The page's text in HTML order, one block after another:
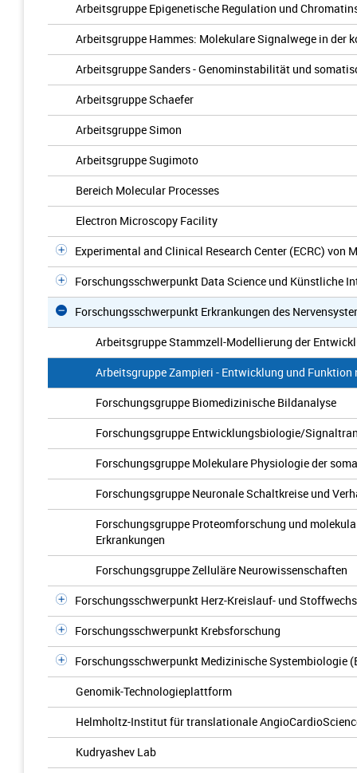
Arbeitsgruppe Epigenetische Regulation und
Arbeitsgruppe Hammes: Molekulare Signalwege in der
Arbeitsgruppe Sanders - Genominstabilität und
Arbeitsgruppe Schaefer
Arbeitsgruppe Simon
Arbeitsgruppe Sugimoto
Bereich Molecular Processes
Electron Microscopy Facility
Experimental and Clinical Research Center (ECRC) von
Forschungsschwerpunkt Data Science und Künstliche
Forschungsschwerpunkt Erkrankungen des
Arbeitsgruppe Stammzell-Modellierung der
Arbeitsgruppe Zampieri - Entwicklung und Funktion
Forschungsgruppe Biomedizinische Bildanalyse
Forschungsgruppe Entwicklungsbiologie/
Forschungsgruppe Molekulare Physiologie der
Forschungsgruppe Neuronale Schaltkreise und
Forschungsgruppe Proteomforschung und
Erkrankungen
Forschungsgruppe Zelluläre Neurowissenschaften
Forschungsschwerpunkt Herz-Kreislauf- und
Forschungsschwerpunkt Krebsforschung
Forschungsschwerpunkt Medizinische Systembiologie
Genomik-Technologieplattform
Helmholtz-Institut für translationale
Kudryashev Lab